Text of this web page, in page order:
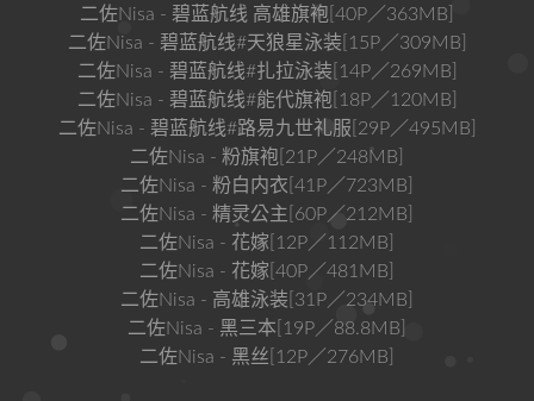
二佐Nisa - 碧蓝航线 高雄旗袍[40P／363MB]
二佐Nisa - 碧蓝航线#天狼星泳装[15P／309MB]
二佐Nisa - 碧蓝航线#扎拉泳装[14P／269MB]
二佐Nisa - 碧蓝航线#能代旗袍[18P／120MB]
二佐Nisa - 碧蓝航线#路易九世礼服[29P／495MB]
二佐Nisa - 粉旗袍[21P／248MB]
二佐Nisa - 粉白内衣[41P／723MB]
二佐Nisa - 精灵公主[60P／212MB]
二佐Nisa - 花嫁[12P／112MB]
二佐Nisa - 花嫁[40P／481MB]
二佐Nisa - 高雄泳装[31P／234MB]
二佐Nisa - 黑三本[19P／88.8MB]
二佐Nisa - 黑丝[12P／276MB]